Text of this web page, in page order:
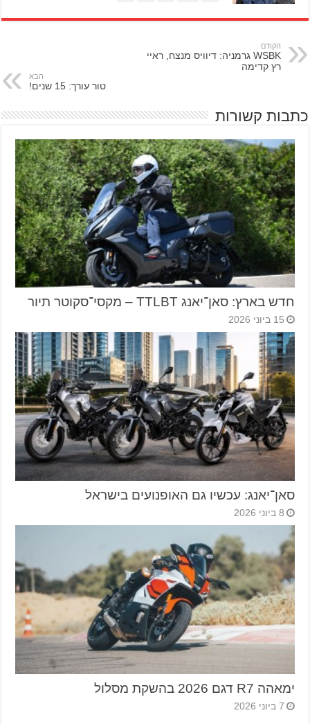
הקודם
WSBK גרמניה: דיוויס מנצח, ראיי
רץ קדימה
הבא
טור עורך: 15 שנים!
כתבות קשורות
חדש בארץ: סאן־יאנג TTLBT – מקסי־סקוטר תיור
15 ביוני 2026
סאן־יאנג: עכשיו גם האופנועים בישראל
8 ביוני 2026
ימאהה R7 דגם 2026 בהשקת מסלול
7 ביוני 2026